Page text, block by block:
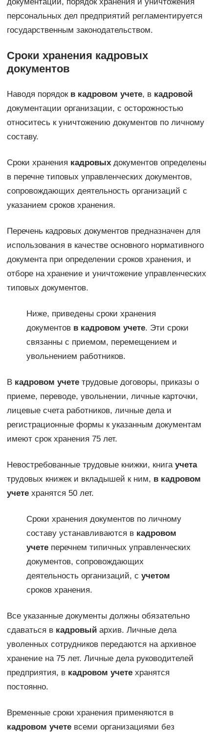
персональных дел предприятий регламентируется
государственным законодательством.
Сроки хранения кадровых
документов
Наводя порядок в кадровом учете, в кадровой
документации организации, с осторожностью
относитесь к уничтожению документов по личному
составу.
Сроки хранения кадровыхдокументов определены
в перечне типовых управленческих документов,
сопровождающих деятельность организаций с
указанием сроков хранения.
Перечень кадровых документов предназначен для
использования в качестве основного нормативного
документа при определении сроков хранения, и
отборе на хранение и уничтожение управленческих
типовых документов.
Ниже, приведены сроки хранения
документов в кадровом учете. Эти сроки
связанны с приемом, перемещением и
увольнением работников.
В кадровом учететрудовые договоры, приказы о
приеме, переводе, увольнении, личные карточки,
лицевые счета работников, личные дела и
регистрационные формы к указанным документам
имеют срок хранения 75 лет.
Невостребованные трудовые книжки, книга учета
трудовых книжек и вкладышей к ним, в кадровом
учетехранятся 50 лет.
Сроки хранения документов по личному
составу устанавливаются в кадровом
учетеперечнем типичных управленческих
документов, сопровождающих
деятельность организаций, с учетом
сроков хранения.
Все указанные документы должны обязательно
сдаваться в кадровыйархив. Личные дела
уволенных сотрудников передаются на архивное
хранение на 75 лет. Личные дела руководителей
предприятия, в кадровом учетехранятся
постоянно.
Временные сроки хранения применяются в
кадровом учетевсеми организациями без